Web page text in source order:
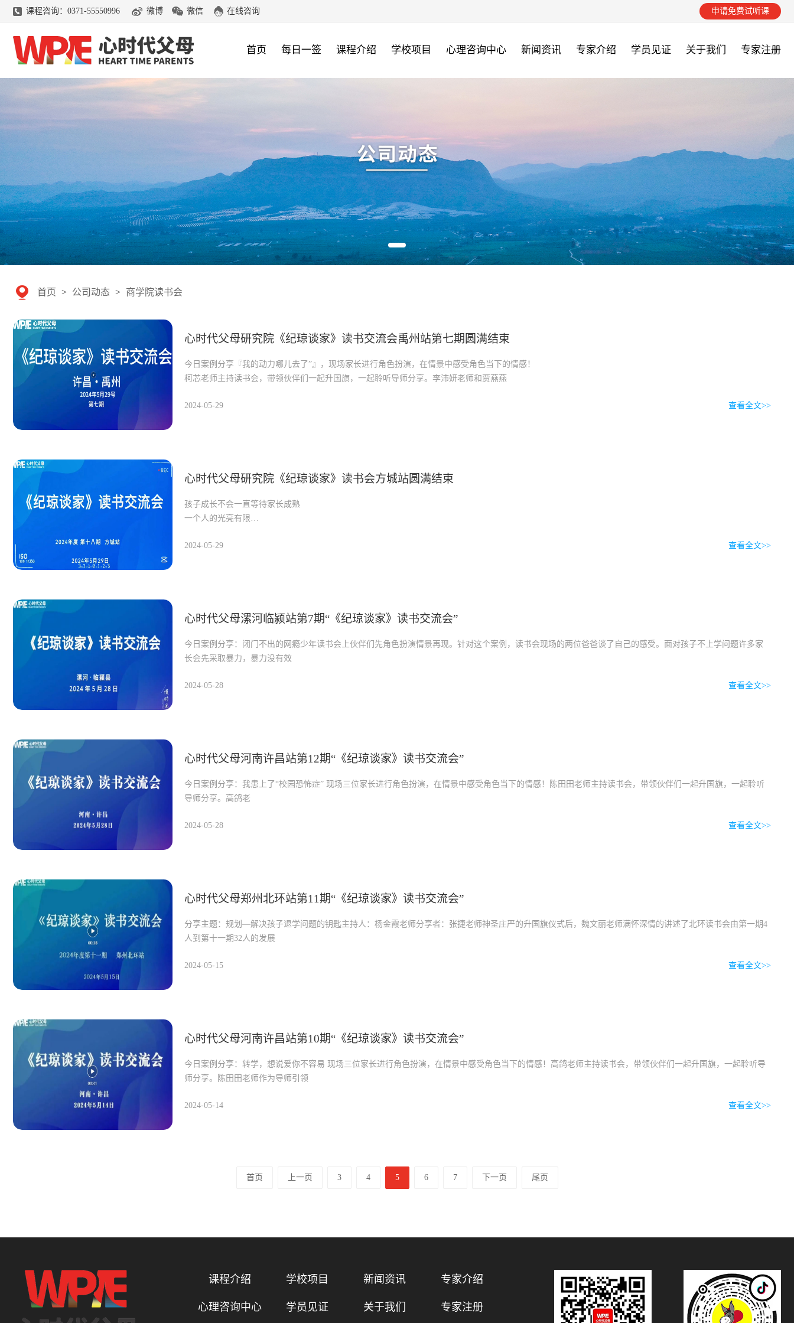
课程咨询：0371-55550996 微博 微信 在线咨询 申请免费试听课
首页 每日一签 课程介绍 学校项目 心理咨询中心 新闻资讯 专家介绍 学员见证 关于我们 专家注册
首页 > 公司动态 > 商学院读书会
心时代父母研究院《纪琼谈家》读书交流会禹州站第七期圆满结束
今日案例分享『我的动力哪儿去了”』，现场家长进行角色扮演，在情景中感受角色当下的情感！
柯芯老师主持读书会，带领伙伴们一起升国旗，一起聆听导师分享。李沛妍老师和贾燕燕
2024-05-29 查看全文>>
心时代父母研究院《纪琼谈家》读书会方城站圆满结束
孩子成长不会一直等待家长成熟
一个人的光亮有限
一批家庭教育学习爱好者遥相守望的灯光
2024-05-29 查看全文>>
心时代父母漯河临颍站第7期“《纪琼谈家》读书交流会”
今日案例分享：闭门不出的网瘾少年读书会上伙伴们先角色扮演情景再现。针对这个案例，读书会现场的两位爸爸谈了自己的感受。面对孩子不上学问题许多家
长会先采取暴力，暴力没有效
2024-05-28 查看全文>>
心时代父母河南许昌站第12期“《纪琼谈家》读书交流会”
今日案例分享：我患上了“校园恐怖症” 现场三位家长进行角色扮演，在情景中感受角色当下的情感！陈田田老师主持读书会，带领伙伴们一起升国旗，一起聆听
导师分享。高鸽老
2024-05-28 查看全文>>
心时代父母郑州北环站第11期“《纪琼谈家》读书交流会”
分享主题：规划—解决孩子退学问题的钥匙主持人：杨金霞老师分享者：张捷老师神圣庄严的升国旗仪式后，魏文丽老师满怀深情的讲述了北环读书会由第一期4
人到第十一期32人的发展
2024-05-15 查看全文>>
心时代父母河南许昌站第10期“《纪琼谈家》读书交流会”
今日案例分享：转学，想说爱你不容易 现场三位家长进行角色扮演，在情景中感受角色当下的情感！高鸽老师主持读书会，带领伙伴们一起升国旗，一起聆听导
师分享。陈田田老师作为导师引领
2024-05-14 查看全文>>
首页 上一页 3 4 5 6 7 下一页 尾页
课程介绍 学校项目 新闻资讯 专家介绍
心理咨询中心 学员见证 关于我们 专家注册